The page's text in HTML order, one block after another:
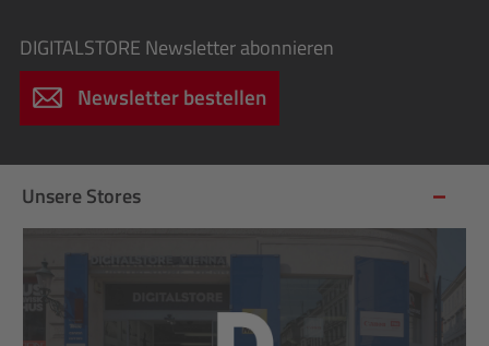
DIGITALSTORE Newsletter abonnieren
Newsletter bestellen
Unsere Stores